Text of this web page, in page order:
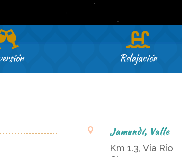

Relajación
 Jamundí, Valle
Km 1.3, Vía Río